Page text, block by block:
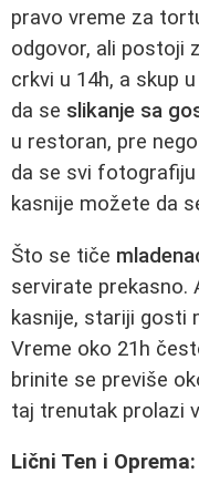
pravo vreme za
odgovor, ali postoji
crkvi u 14h, a skup
da se slikanje sa
u restoran, pre
da se svi
kasnije možete da
Što se tiče
servirate prekasno.
kasnije, stariji gosti
Vreme oko 21h
brinite se previše
taj trenutak prolazi
Lični Ten i